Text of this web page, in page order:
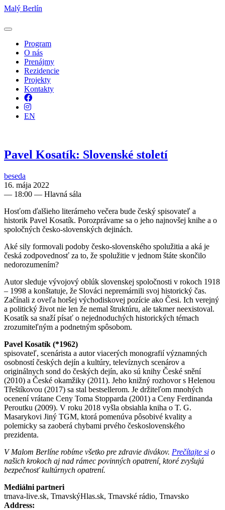
Malý Berlín
Program
O nás
Prenájmy
Rezidencie
Projekty
Kontakty
Facebook
Instagram
EN
Pavel Kosatík: Slovenské století
beseda
16. mája 2022
— 18:00 — Hlavná sála
Hosťom ďalšieho literárneho večera bude český spisovateľ a
historik Pavel Kosatík. Porozprávame sa o jeho najnovšej knihe a o
spoločných česko-slovenských dejinách.
Aké sily formovali podoby česko-slovenského spolužitia a aká je
česká zodpovednosť za to, že spolužitie v jednom štáte skončilo
nedorozumením?
Autor sleduje vývojový oblúk slovenskej spoločnosti v rokoch 1918
– 1998 a konštatuje, že Slováci nepremárnili svoj historický čas.
Začínali z oveľa horšej východiskovej pozície ako Česi. Ich verejný
a politický život nie len že nemal štruktúru, ale takmer neexistoval.
Kosatík sa snaží písať o nejednoduchých historických témach
zrozumiteľným a podnetným spôsobom.
Pavel Kosatík (*1962)
spisovateľ, scenárista a autor viacerých monografií významných
osobností českých dejín a kultúry, televíznych scenárov a
originálnych sond do českých dejín, ako sú knihy České snění
(2010) a České okamžiky (2011). Jeho knižný rozhovor s Helenou
Třeštíkovou (2017) sa stal bestsellerom. Je držiteľom mnohých
ocenení vrátane Ceny Toma Stopparda (2001) a Ceny Ferdinanda
Peroutku (2009). V roku 2018 vyšla obsiahla kniha o T. G.
Masarykovi Jiný TGM, ktorá pomenúva pôsobivé kvality a
polemicky sa zaoberá chybami prvého československého
prezidenta.
V Malom Berlíne robíme všetko pre zdravie divákov. Prečítajte si o
našich krokoch aj nad rámec povinných opatrení, ktoré zvyšujú
bezpečnosť kultúrnych opatrení.
Mediálni partneri
trnava-live.sk, TrnavskýHlas.sk, Trnavské rádio, Trnavsko
Address: